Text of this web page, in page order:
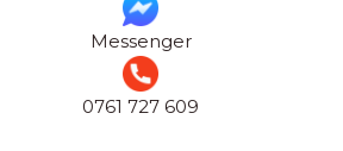
Messenger
0761 727 609